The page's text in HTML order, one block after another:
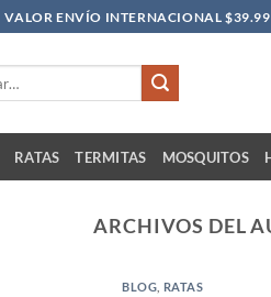
VALOR ENVÍO INTERNACIONAL $39.99
RATAS TERMITAS MOSQUITOS
ARCHIVOS DEL
BLOG RATAS